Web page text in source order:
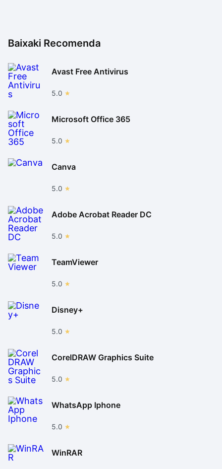
Baixaki Recomenda
Avast Free Antivirus
5.0
Microsoft Office 365
5.0
Canva
5.0
Adobe Acrobat Reader DC
5.0
TeamViewer
5.0
Disney+
5.0
CorelDRAW Graphics Suite
5.0
WhatsApp Iphone
5.0
WinRAR